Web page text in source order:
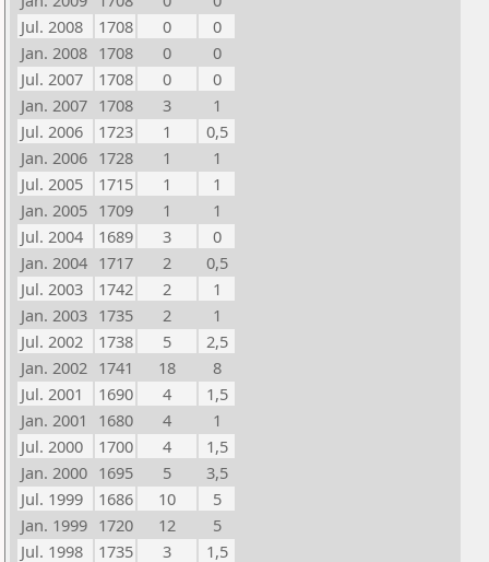
Jul. 2008
1708 0
0
Jan. 2008 1708 0
0
Jul. 2007
1708 0
0
Jan. 2007 1708 3
1
Jul. 2006
1723 1
0,5
Jan. 2006 1728 1
1
Jul. 2005
1715 1
1
Jan. 2005 1709 1
1
Jul. 2004
1689 3
0
Jan. 2004 1717 2
0,5
Jul. 2003
1742 2
1
Jan. 2003 1735 2
1
Jul. 2002
1738 5
2,5
Jan. 2002 1741 18
8
Jul. 2001
1690 4
1,5
Jan. 2001
1680 4
1
Jul. 2000
1700 4
1,5
Jan. 2000 1695 5
3,5
Jul. 1999
1686 10
5
Jan. 1999 1720 12
5
Jul. 1998
1735 3
1,5